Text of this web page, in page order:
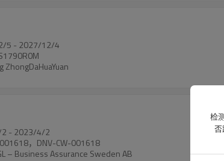
5 - 2027/12/4
ZhongDaHuaYuan
- 2023/4/2
，DNV-CW-001618
– Business Assurance Sweden AB
检
否